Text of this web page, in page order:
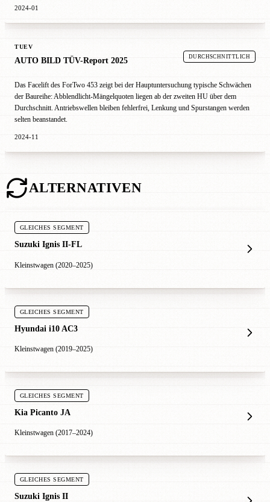
2024-01
TUEV
AUTO BILD TÜV-Report 2025 DURCHSCHNITTLICH
Das Facelift des ForTwo 453 zeigt bei der Hauptuntersuchung typische Schwächen
der Baureihe: Abblendlicht-Mängelquoten liegen ab der zweiten HU über dem
Durchschnitt. Antriebswellen bleiben fehlerfrei, Lenkung und Spurstangen werden
selten beanstandet.
2024-11
ALTERNATIVEN
GLEICHES SEGMENT
Suzuki Ignis II-FL
Kleinstwagen (2020–2025)
GLEICHES SEGMENT
Hyundai i10 AC3
Kleinstwagen (2019–2025)
GLEICHES SEGMENT
Kia Picanto JA
Kleinstwagen (2017–2024)
GLEICHES SEGMENT
Suzuki Ignis II